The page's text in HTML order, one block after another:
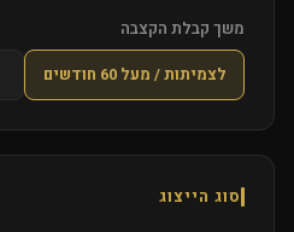
משך קבלת הקצבה
לצמיתות / מעל 60 חודשים
סוג הייצוג